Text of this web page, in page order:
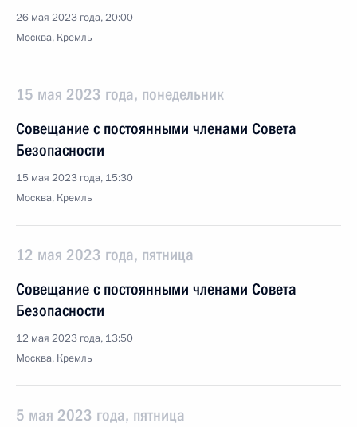
26 мая 2023 года, 20:00
Москва, Кремль
15 мая 2023 года, понедельник
Совещание с постоянными членами Совета
Безопасности
15 мая 2023 года, 15:30
Москва, Кремль
12 мая 2023 года, пятница
Совещание с постоянными членами Совета
Безопасности
12 мая 2023 года, 13:50
Москва, Кремль
5 мая 2023 года, пятница